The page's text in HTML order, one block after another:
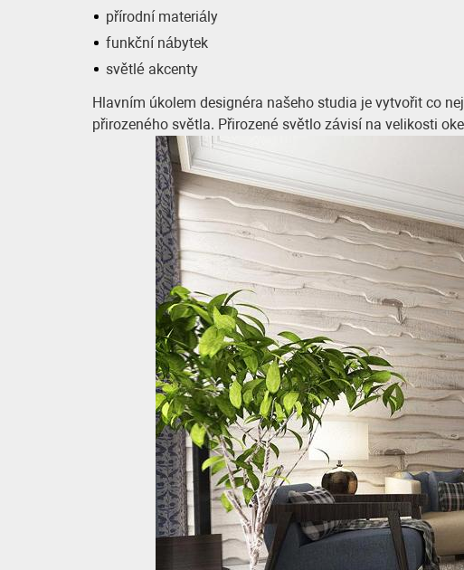
přírodní materiály
funkční nábytek
světlé akcenty
Hlavním úkolem designéra našeho studia je vytvořit co
přirozeného světla. Přirozené světlo závisí na velikosti